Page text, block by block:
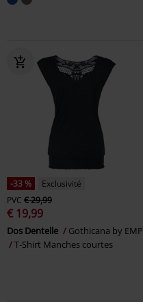
-33 %
Exclusivité
PVC € 29,99
€ 19,99
Dos Dentelle
Gothicana by EMP
T-Shirt Manches courtes